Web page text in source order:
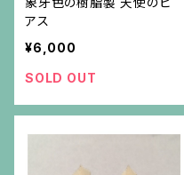
アス
¥6,000
SOLD OUT